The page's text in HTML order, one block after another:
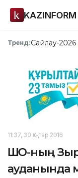
KAZINFORM
Тренд:Сайлау-2026
11:37, 30 Қаңтар 2016
ШҚО-ның
ауданында